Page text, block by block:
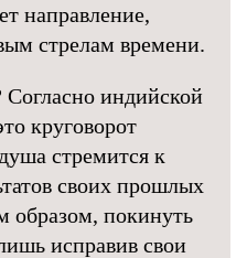
направление,
стрелам времени.
Согласно индийской
круговорот
стремится к
своих прошлых
образом, покинуть
исправив свои